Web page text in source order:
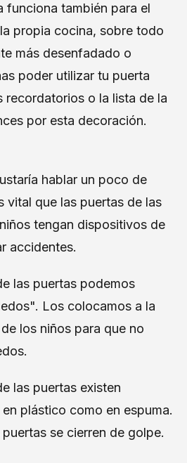
funciona también para el
propia cocina, sobre todo
más desenfadado o
poder utilizar tu puerta
recordatorios o la lista de la
por esta decoración.
hablar un poco de
vital que las puertas de las
tengan dispositivos de
accidentes.
las puertas podemos
Los colocamos a la
los niños para que no
las puertas existen
plástico como en espuma.
se cierren de golpe.